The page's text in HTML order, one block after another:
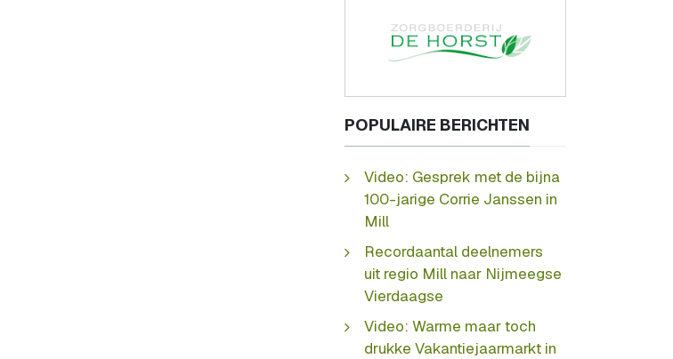
POPULAIRE BERICHTEN
Video: Gesprek met de bijna
100-jarige Corrie Janssen in
Mill
Recordaantal deelnemers
uit regio Mill naar Nijmeegse
Vierdaagse
Video: Warme maar toch
drukke Vakantiejaarmarkt in